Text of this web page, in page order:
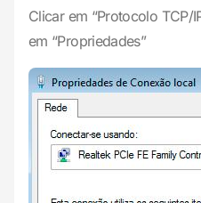
Clicar em “Protocolo TCP/
em “Propriedades”